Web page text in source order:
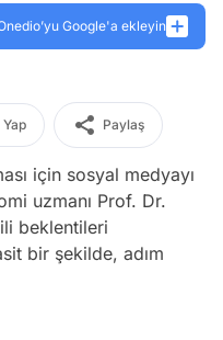
Google'a ekleyin
Paylaş
için sosyal medyayı
uzmanı Prof. Dr.
beklentileri
bir şekilde, adım